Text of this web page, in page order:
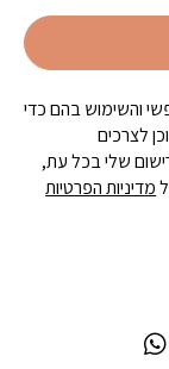
והשימוש בהם כדי
לצרכים
שלי בכל עת,
מדיניות הפרטיות